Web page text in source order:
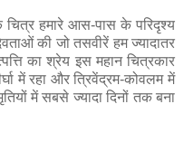
हमारे आस-पास के परिदृश्य
की जो तसवीरें हम ज्यादातर
का श्रेय इस महान चित्रकार
में रहा और त्रिवेंद्रम-कोवलम में
में सबसे ज्यादा दिनों तक बना